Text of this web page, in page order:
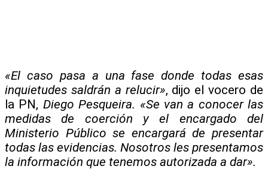
«El caso pasa a una fase donde todas esas
inquietudes saldrán a relucir», dijo el vocero de
la PN, Diego Pesqueira. «Se van a conocer las
medidas de coerción y el encargado del
Ministerio Público se encargará de presentar
todas las evidencias. Nosotros les presentamos
la información que tenemos autorizada a dar».